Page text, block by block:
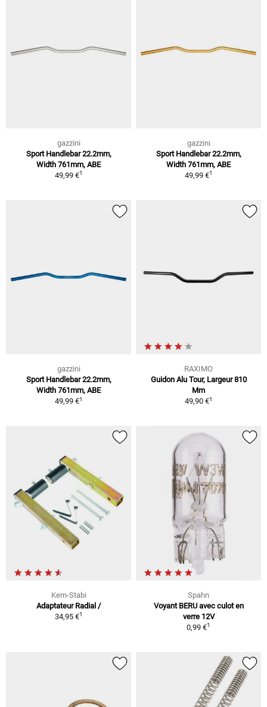
gazzini
Sport Handlebar 22.2mm,
Width 761mm, ABE
49,99 €1
gazzini
Sport Handlebar 22.2mm,
Width 761mm, ABE
49,99 €1
gazzini
Sport Handlebar 22.2mm,
Width 761mm, ABE
49,99 €1
RAXIMO
Guidon Alu Tour, Largeur 810
Mm
49,90 €1
Kern-Stabi
Adaptateur Radial /
34,95 €1
Spahn
Voyant BERU avec culot en
verre 12V
0,99 €1